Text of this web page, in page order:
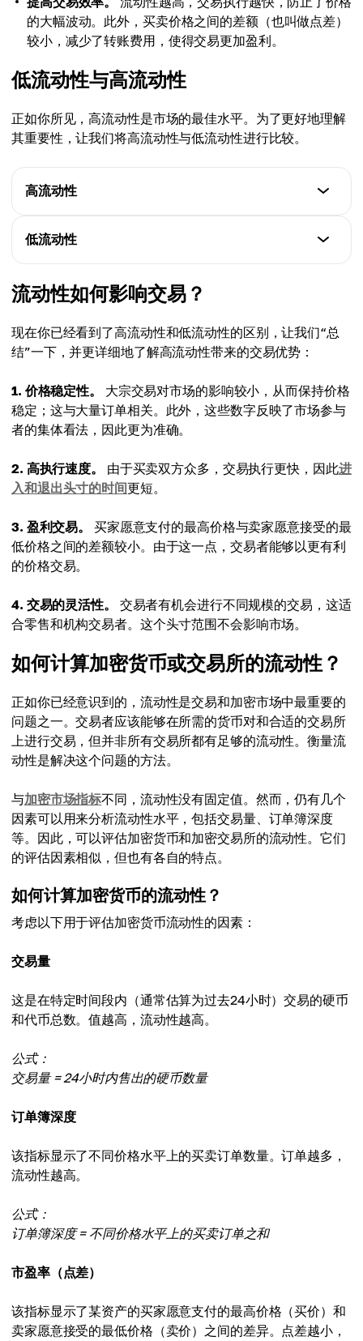
的大幅波动。此外，买卖价格之间的差额（也叫做点差）
较小，减少了转账费用，使得交易更加盈利。
低流动性与高流动性
正如你所见，高流动性是市场的最佳水平。为了更好地理解
其重要性，让我们将高流动性与低流动性进行比较。
高流动性
滑点
交易速度
水平。
由于有大量参与者随时准备进行交易，因此速度更快。
市场分析
值。
低流动性
滑点
由于参与者较少时出现大额交易，因此波动性更强。
交易速度
由于大额订单可能无法按预期价格成交，因此更高。
手续费
由于需要寻找买家和卖家，因此速度较慢，这也可能拖
市场分析
由于交易者之间存在差异且交易数量较少，价格并不总
能反映资产的真实价值。
流动性如何影响交易？
现在你已经看到了高流动性和低流动性的区别，让我们“总
结”一下，并更详细地了解高流动性带来的交易优势：
1. 价格稳定性。
大宗交易对市场的影响较小，从而保持价格
稳定；这与大量订单相关。此外，这些数字反映了市场参与
者的集体看法，因此更为准确。
2. 高执行速度。 由于买卖双方众多，交易执行更快，因此进
入和退出头寸的时间更短。
3. 盈利交易。
买家愿意支付的最高价格与卖家愿意接受的最
低价格之间的差额较小。由于这一点，交易者能够以更有利
的价格交易。
4. 交易的灵活性。
交易者有机会进行不同规模的交易，这适
合零售和机构交易者。这个头寸范围不会影响市场。
如何计算加密货币或交易所的流动性？
正如你已经意识到的，流动性是交易和加密市场中最重要的
问题之一。交易者应该能够在所需的货币对和合适的交易所
上进行交易，但并非所有交易所都有足够的流动性。衡量流
动性是解决这个问题的方法。
与加密市场指标不同，流动性没有固定值。然而，仍有几个
因素可以用来分析流动性水平，包括交易量、订单簿深度
等。因此，可以评估加密货币和加密交易所的流动性。它们
的评估因素相似，但也有各自的特点。
如何计算加密货币的流动性？
考虑以下用于评估加密货币流动性的因素：
交易量
这是在特定时间段内（通常估算为过去24小时）交易的硬币
和代币总数。值越高，流动性越高。
公式：
交易量 = 24小时内售出的硬币数量
订单簿深度
该指标显示了不同价格水平上的买卖订单数量。订单越多，
流动性越高。
公式：
订单簿深度 = 不同价格水平上的买卖订单之和
市盈率（点差）
该指标显示了某资产的买家愿意支付的最高价格（买价）和
卖家愿意接受的最低价格（卖价）之间的差异。点差越小，